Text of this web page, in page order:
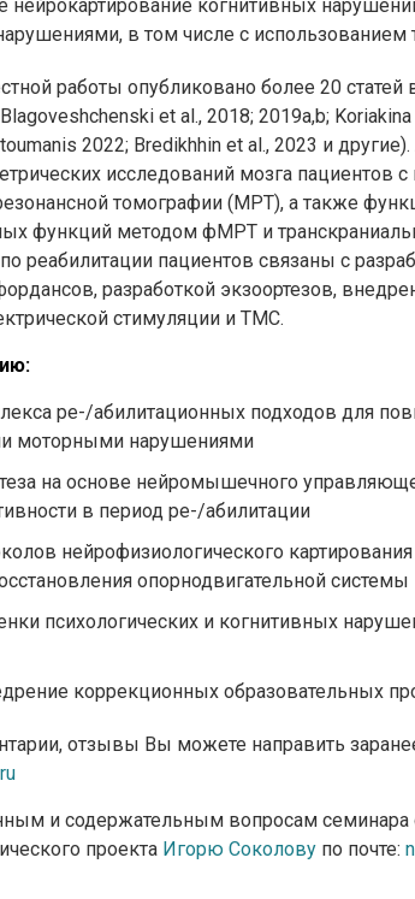
нейрокартирование когнитивных
в том числе с использованием
работы опубликовано более 20
et al., 2018; 2019a,b;
2022; Bredikhhin et al., 2023 и
исследований мозга пациентов
томографии (МРТ), а также
функций методом фМРТ и
реабилитации пациентов связаны с
разработкой экзоортезов,
стимуляции и ТМС.
ре-/абилитационных подходов для
моторными нарушениями
на основе нейромышечного
в период ре-/абилитации
нейрофизиологического
опорнодвигательной системы
психологических и когнитивных
коррекционных образовательных
отзывы Вы можете направить
и содержательным вопросам семинара
проекта Игорю Соколову по почте: